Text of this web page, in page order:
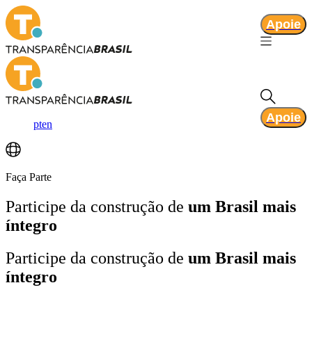
Apoie
pten Apoie
Faça Parte
Participe da construção de um Brasil mais
íntegro
Participe da construção de um Brasil mais
íntegro